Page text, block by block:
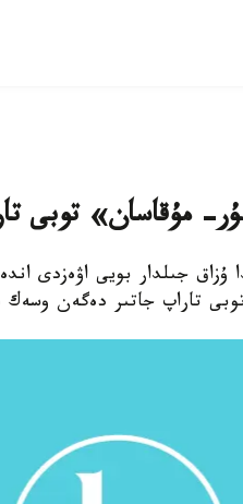
ۇزاق جىلدار بويى اۋەزدى
تاراپ جاتىر دەگەن وسەك